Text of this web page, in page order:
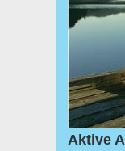
Aktive